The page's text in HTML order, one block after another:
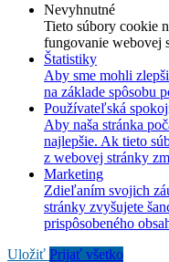
Nevyhnutné
Tieto súbory cookie
fungovanie webovej
Štatistiky
Aby sme mohli
na základe spôsobu
Používateľská
Aby naša stránka
najlepšie. Ak tieto
z webovej stránky
Marketing
Zdieľaním svojich
stránky zvyšujete
prispôsobeného
Uložiť Prijať všetko